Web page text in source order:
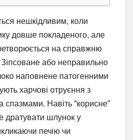
нешкідливим, коли
довше покладеного, але
на справжню
Зіпсоване або неправильно
наповнене патогенними
харчові отруєння з
спазмами. Навіть “корисне”
дратувати шлунок у
печію чи